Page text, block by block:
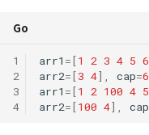
Go
1
2
3
4
arr1 =[1 2 3 4 5 6
arr2=[3 4], cap=6
arr1 =[1 2 100 4 5
arr2=[100 4], cap